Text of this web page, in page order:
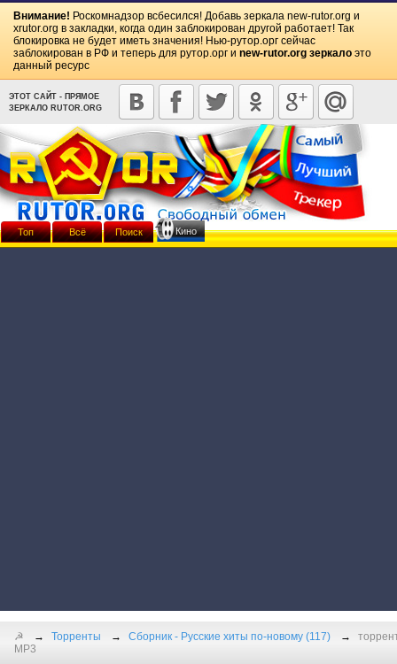
Внимание! Роскомнадзор всбесился! Добавь зеркала new-rutor.org и
xrutor.org в закладки, когда один заблокирован другой работает! Так
блокировка не будет иметь значения! Нью-рутор.орг сейчас
заблокирован в РФ и теперь для рутор.орг и new-rutor.org зеркало это
данный ресурс
ЭТОТ САЙТ - ПРЯМОЕ
ЗЕРКАЛО RUTOR.ORG
☭ Торренты Сборник - Русские хиты по-новому (117)
MP3